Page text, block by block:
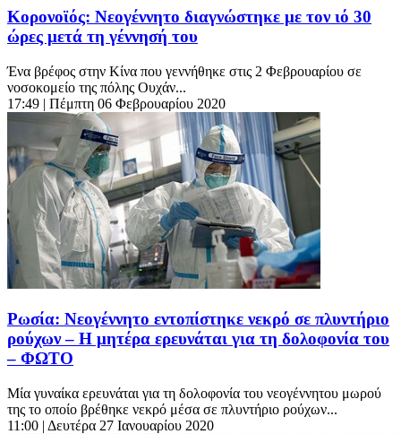
Κορονοϊός: Νεογέννητο διαγνώστηκε με τον ιό 30
ώρες μετά τη γέννησή του
Ένα βρέφος στην Κίνα που γεννήθηκε στις 2 Φεβρουαρίου σε
νοσοκομείο της πόλης Ουχάν...
17:49 | Πέμπτη 06 Φεβρουαρίου 2020
Ρωσία: Νεογέννητο εντοπίστηκε νεκρό σε πλυντήριο
ρούχων – Η μητέρα ερευνάται για τη δολοφονία του
– ΦΩΤΟ
Μία γυναίκα ερευνάται για τη δολοφονία του νεογέννητου μωρού
της το οποίο βρέθηκε νεκρό μέσα σε πλυντήριο ρούχων...
11:00 | Δευτέρα 27 Ιανουαρίου 2020